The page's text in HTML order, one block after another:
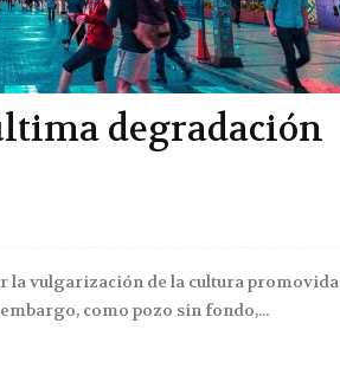
degradación
la vulgarización de la cultura promovida
como pozo sin fondo,...